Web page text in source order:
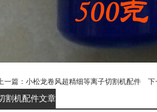
一篇： 小松龙卷风超精细等离子切割机配件 下
割机配件文章